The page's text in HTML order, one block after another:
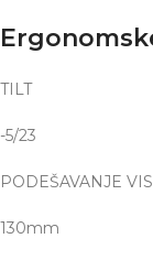
TILT
-5/23
PODEŠAVANJE
130mm